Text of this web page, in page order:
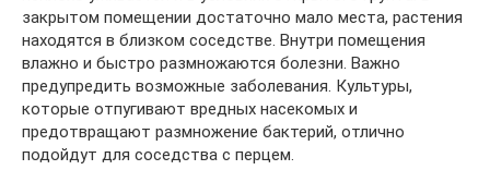
закрытом помещении достаточно мало места, растения
находятся в близком соседстве. Внутри помещения
влажно и быстро размножаются болезни. Важно
предупредить возможные заболевания. Культуры,
которые отпугивают вредных насекомых и
предотвращают размножение бактерий, отлично
подойдут для соседства с перцем.